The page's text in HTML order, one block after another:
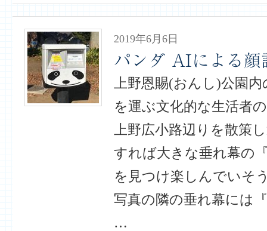
2019年6月6日
パンダ AIによる
上野恩賜(おんし)公園
を運ぶ文化的な生活者
上野広小路辺りを散策
すれば大きな垂れ幕の
を見つけ楽しんでいそ
写真の隣の垂れ幕には
…